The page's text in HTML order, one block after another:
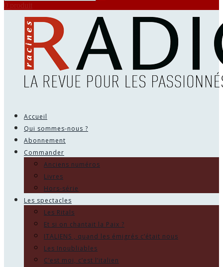
0 produit
Accueil
Qui sommes-nous ?
Abonnement
Commander
Anciens numéros
Livres
Hors-série
Les spectacles
Les Ritals
Et si on chantait la Paix ?
ITALIENS , quand les émigrés c’était nous
Les Inoubliables
C’est moi, c’est l’italien